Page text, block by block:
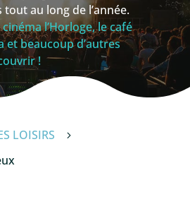
au long de l’année.
cinéma l’Horloge, le café
et beaucoup d’autres
!
LOISIRS 5